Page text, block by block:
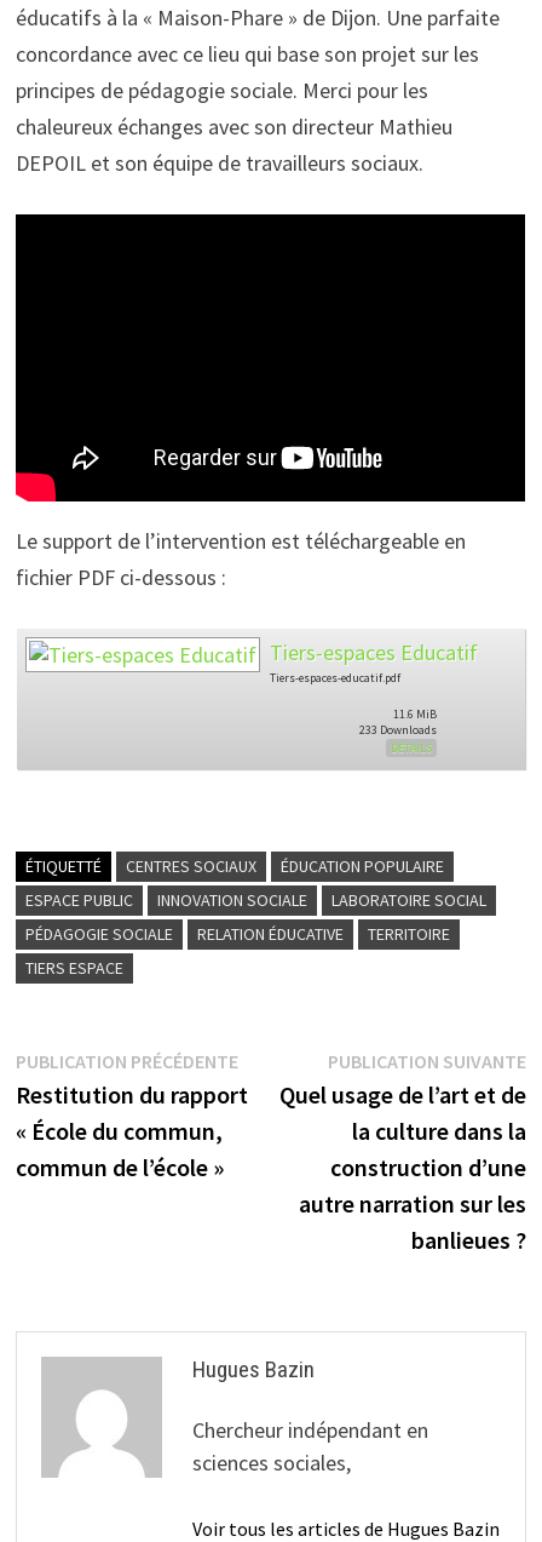
éducatifs à la « Maison-Phare » de Dijon. Une parfaite
concordance avec ce lieu qui base son projet sur les
principes de pédagogie sociale. Merci pour les
chaleureux échanges avec son directeur Mathieu
DEPOIL et son équipe de travailleurs sociaux.
Le support de l’intervention est téléchargeable en
fichier PDF ci-dessous :
Tiers-espaces Educatif
Tiers-espaces-educatif.pdf
11.6 MiB
233 Downloads
DÉTAILS
ÉTIQUETTÉ CENTRES SOCIAUX
ÉDUCATION POPULAIRE
ESPACE PUBLIC
INNOVATION SOCIALE
LABORATOIRE SOCIAL
PÉDAGOGIE SOCIALE
RELATION ÉDUCATIVE
TERRITOIRE
TIERS ESPACE
Navigation
de
l’article
PUBLICATION PRÉCÉDENTEPublication
précédente :
Restitution du rapport
« École du commun,
commun de l’école »
PUBLICATION SUIVANTE
Quel usage de l’art et de
la culture dans la
construction d’une
autre narration sur les
banlieues ?
Hugues Bazin
Chercheur indépendant en
sciences sociales,
Voir tous les articles de Hugues Bazin